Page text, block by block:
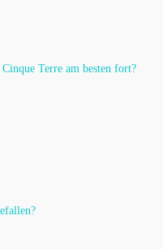
Terre am besten fort?